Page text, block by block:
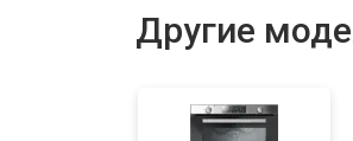
Другие